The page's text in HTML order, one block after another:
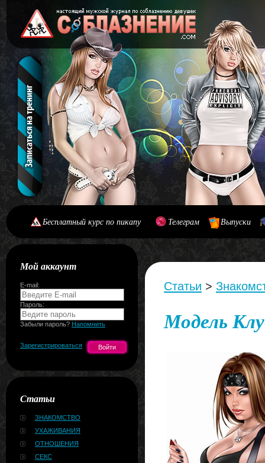
Бесплатный курс по пикапу Телеграм Выпуски
Мой аккаунт
E-mail:
Пароль:
Забыли пароль? Напомнить
Зарегистрироваться
Статьи
ЗНАКОМСТВО
УХАЖИВАНИЯ
ОТНОШЕНИЯ
СЕКС
Статьи >
Модель